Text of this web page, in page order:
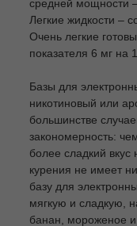
средней мощности
Легкие жидкости –
Очень легкие
показателя 6 мг на
Базы для
никотиновый или
большинстве
закономерность:
более сладкий
курения не имеет
базу для
мягкую и сладкую,
банан, мороженое и